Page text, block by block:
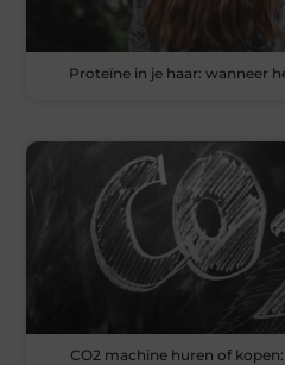
Proteïne in je haar: wanneer
CO2 machine huren of